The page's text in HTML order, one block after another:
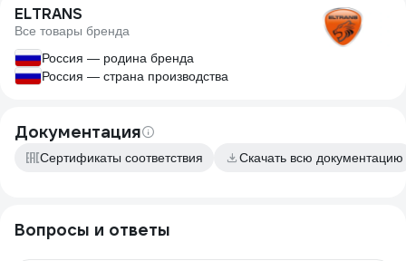
ELTRANS
Все товары бренда
Россия — родина бренда
Россия — страна производства
Документация
Сертификаты соответствия Скачать всю документацию
Вопросы и ответы